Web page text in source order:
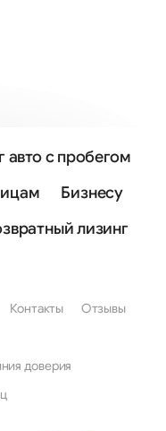
авто с пробегом
Бизнесу
лизинг
Контакты
Отзывы
доверия